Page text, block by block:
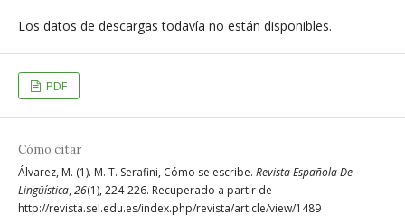
Los datos de descargas todavía no están disponibles.
PDF
Cómo citar
Álvarez, M. (1). M. T. Serafini, Cómo se escribe. Revista Española De
Lingüística, 26(1), 224-226. Recuperado a partir de
http://revista.sel.edu.es/index.php/revista/article/view/1489